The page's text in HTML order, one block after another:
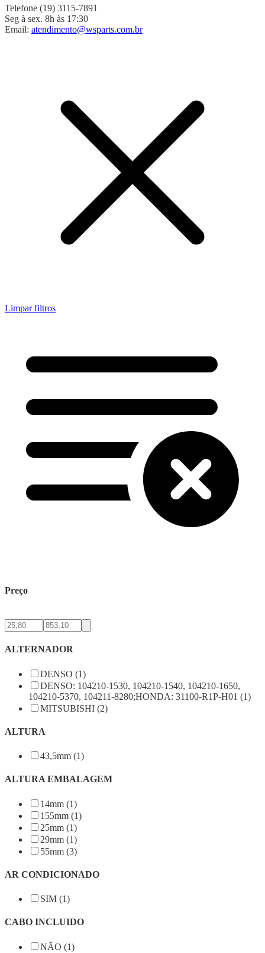
Telefone (19) 3115-7891
Seg à sex. 8h às 17:30
Email: atendimento@wsparts.com.br
Limpar filtros
Preço
ALTERNADOR
DENSO (1)
DENSO: 104210-1530, 104210-1540, 104210-1650,
104210-5370, 104211-8280;HONDA: 31100-R1P-H01 (1)
MITSUBISHI (2)
ALTURA
43,5mm (1)
ALTURA EMBALAGEM
14mm (1)
155mm (1)
25mm (1)
29mm (1)
55mm (3)
AR CONDICIONADO
SIM (1)
CABO INCLUIDO
NÃO (1)